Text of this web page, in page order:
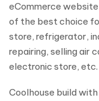
eCommerce
of the best choice
store, refrigerator,
repairing, selling air
electronic store, etc.
Coolhouse build